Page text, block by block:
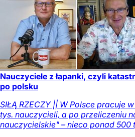
Nauczyciele z łapanki, czyli
po polsku
SIŁĄ RZECZY || W Polsce pracuje
tys. nauczycieli, a po przeliczeniu
nauczycielskie" – nieco ponad 500